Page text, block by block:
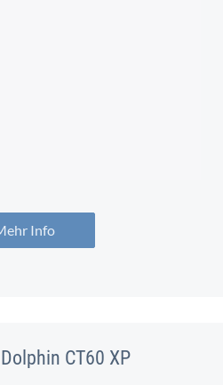
Info
CT60 XP